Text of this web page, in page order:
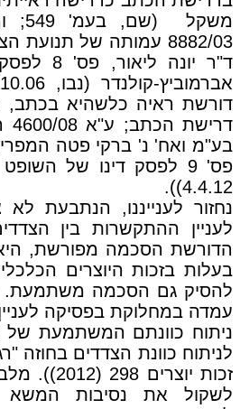
8882/03 עמותה של
ד"ר
דורשת ראיה כלשהיא בכתב,
בע"מ ואח' נ' ברקי פטה
פס' 9 לפסק דינו של
4.4.12)).
נחזור לענייננו, הנתבעת
לעניין ההתקשרות בין
הדורשת הסכמה מפורשת, היא
בעלות בזכות היוצרים
להסיק גם הסכמה משתמעת.
עמדה במחלוקת בפסיקה
ניתוח כוונתם המשתמעת של
לניתוח כוונת הצדדים בחוזה
זכות
לשקול את נסיבות המשא